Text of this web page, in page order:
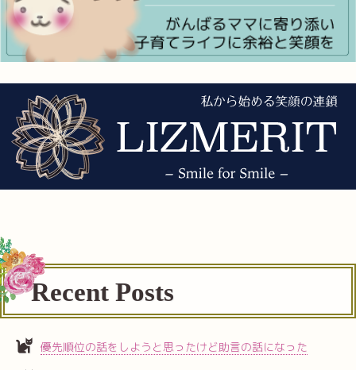
Recent Posts
優先順位の話をしようと思ったけど助言の話になった